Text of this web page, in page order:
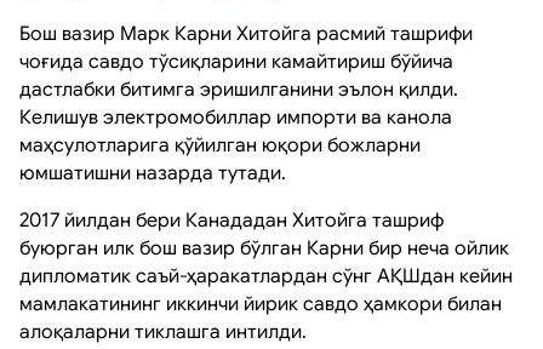
Бош вазир Марк Карни Хитойга расмий ташрифи
чоғида савдо тўсиқларини камайтириш бўйича
дастлабки битимга эришилганини эълон қилди.
Келишув электромобиллар импорти ва канола
маҳсулотларига қўйилган юқори божларни
юмшатишни назарда тутади.
2017 йилдан бери Канададан Хитойга ташриф
буюрган илк бош вазир бўлган Карни бир неча ойлик
дипломатик саъй-ҳаракатлардан сўнг АҚШдан кейин
мамлакатининг иккинчи йирик савдо ҳамкори билан
алоқаларни тиклашга интилди.